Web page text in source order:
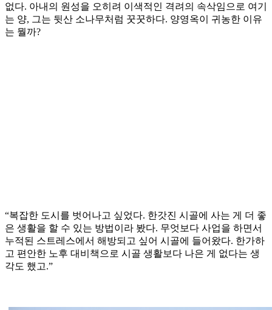
없다. 아내의 원성을 오히려 이색적인 격려의 속삭임으로 여기
는 양, 그는 뒷산 소나무처럼 꿋꿋하다. 양영옥이 귀농한 이유
는 뭘까?
“복잡한 도시를 벗어나고 싶었다. 한갓진 시골에 사는 게 더 좋
은 생활을 할 수 있는 방법이라 봤다. 무엇보다 사업을 하면서
누적된 스트레스에서 해방되고 싶어 시골에 들어왔다. 한가하
고 편안한 노후 대비책으로 시골 생활보다 나은 게 없다는 생
각도 했고.”